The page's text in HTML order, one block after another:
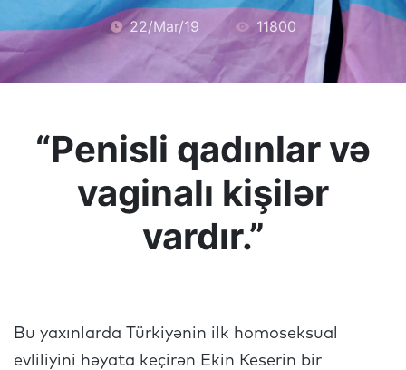
22/Mar/19 11800
“Penisli qadınlar və
vaginalı kişilər
vardır.”
Bu yaxınlarda Türkiyənin ilk homoseksual
evliliyini həyata keçirən Ekin Keserin bir